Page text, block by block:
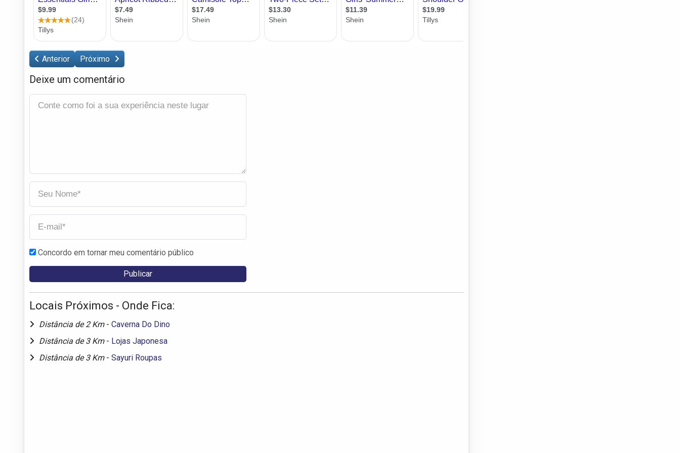
Anterior Próximo
Deixe um comentário
Concordo em tornar meu comentário público
Locais Próximos - Onde Fica:
Distância de 2 Km - Caverna Do Dino
Distância de 3 Km - Lojas Japonesa
Distância de 3 Km - Sayuri Roupas